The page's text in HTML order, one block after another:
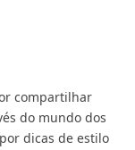
compartilhar
do mundo dos
dicas de estilo